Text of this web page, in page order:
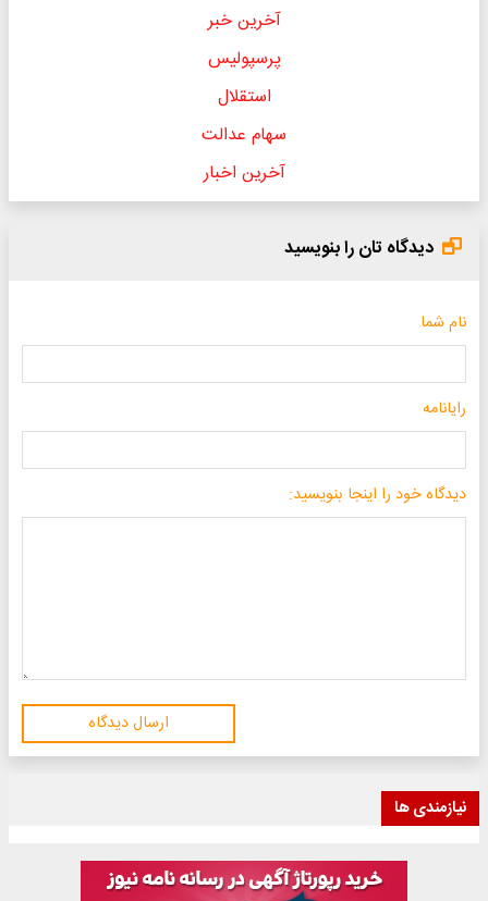
آخرین خبر
پرسپولیس
استقلال
سهام عدالت
آخرین اخبار
دیدگاه تان را بنویسید
نام شما
رایانامه
دیدگاه خود را اینجا بنویسید:
ارسال دیدگاه
نیازمندی ها